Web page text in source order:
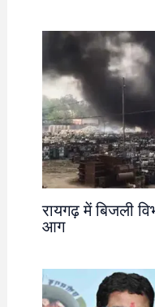
रायगढ़ में बिजली
आग